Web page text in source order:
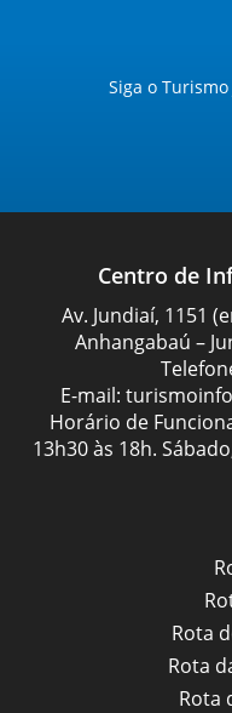
Siga o
Rota
Rota
Rota
Centro de
Av. Jundiaí, 1151
Anhangabaú –
E-mail:
Horário de
13h30 às 18h.